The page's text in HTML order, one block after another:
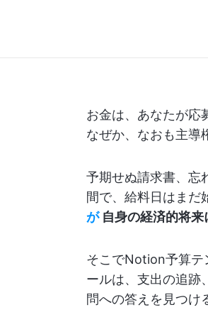
お金は、あなたが応
なぜか、なおも主導
予期せぬ請求書、忘
間で、給料日はまだ
が自身の経済的将来
そこでNotion予算テ
ールは、支出の追跡
問への答えを見つけ